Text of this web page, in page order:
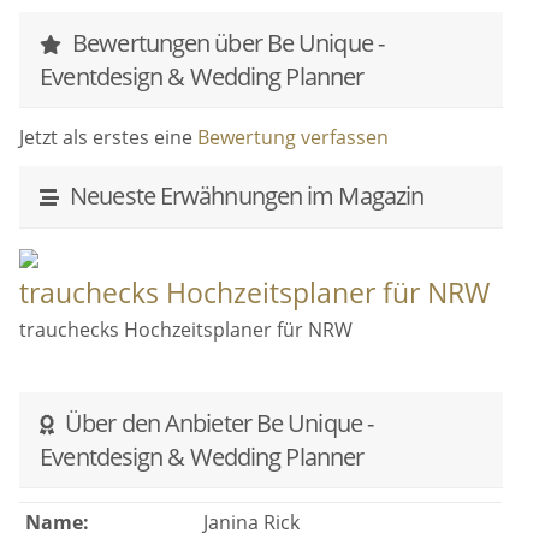
Für mich ist Wedding Planning mehr als nur ein
„Job“!
Aber das werdet ihr vermutlich sehr schnell selbst
Ich freue mich auf euch und auf eure
Bewertungen über Be Unique -
Eventdesign & Wedding Planner
Jetzt als erstes eine Bewertung verfassen
Neueste Erwähnungen im Magazin
trauchecks Hochzeitsplaner für NRW
trauchecks Hochzeitsplaner für NRW
Über den Anbieter Be Unique -
Eventdesign & Wedding Planner
Name: Janina Rick